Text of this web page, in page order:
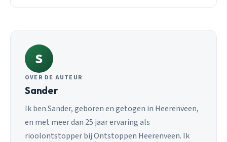
S
OVER DE AUTEUR
Sander
Ik ben Sander, geboren en getogen in Heerenveen,
en met meer dan 25 jaar ervaring als
rioolontstopper bij Ontstoppen Heerenveen. Ik